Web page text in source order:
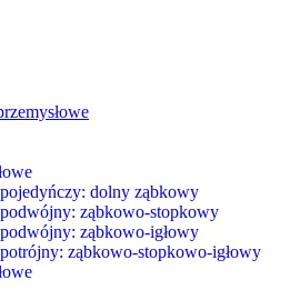
dolny ząbkowy
ząbkowo-stopkowy
ząbkowo-igłowy
ząbkowo-stopkowo-igłowy